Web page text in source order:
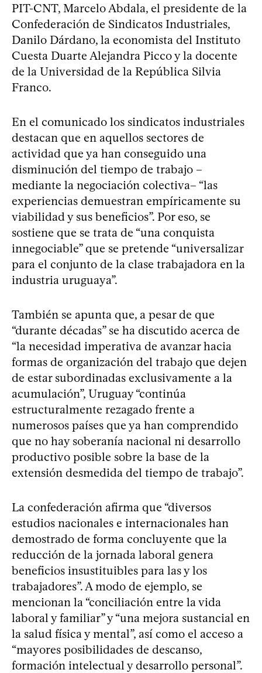
PIT-CNT, Marcelo Abdala, el presidente de la
Confederación de Sindicatos Industriales,
Danilo Dárdano, la economista del Instituto
Cuesta Duarte Alejandra Picco y la docente
de la Universidad de la República Silvia
Franco.
En el comunicado los sindicatos industriales
destacan que en aquellos sectores de
actividad que ya han conseguido una
disminución del tiempo de trabajo –
mediante la negociación colectiva– “las
experiencias demuestran empíricamente su
viabilidad y sus beneficios”. Por eso, se
sostiene que se trata de “una conquista
innegociable” que se pretende “universalizar
para el conjunto de la clase trabajadora en la
industria uruguaya”.
También se apunta que, a pesar de que
“durante décadas” se ha discutido acerca de
“la necesidad imperativa de avanzar hacia
formas de organización del trabajo que dejen
de estar subordinadas exclusivamente a la
acumulación”, Uruguay “continúa
estructuralmente rezagado frente a
numerosos países que ya han comprendido
que no hay soberanía nacional ni desarrollo
productivo posible sobre la base de la
extensión desmedida del tiempo de trabajo”.
La confederación afirma que “diversos
estudios nacionales e internacionales han
demostrado de forma concluyente que la
reducción de la jornada laboral genera
beneficios insustituibles para las y los
trabajadores”. A modo de ejemplo, se
mencionan la “conciliación entre la vida
laboral y familiar” y “una mejora sustancial en
la salud física y mental”, así como el acceso a
“mayores posibilidades de descanso,
formación intelectual y desarrollo personal”.